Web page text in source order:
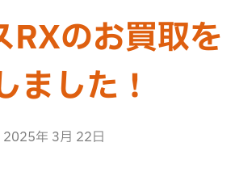
RXのお買取を
ました！
2025年 3月 22日